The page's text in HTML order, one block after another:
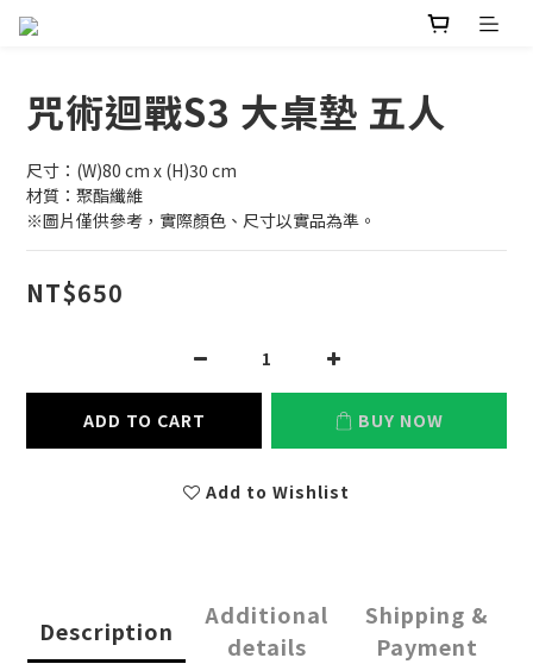
咒術迴戰S3 大桌墊 五人
尺寸：(W)80 cm x (H)30 cm
材質：聚酯纖維
※圖片僅供參考，實際顏色、尺寸以實品為準。
NT$650
ADD TO CART BUY NOW
Add to Wishlist
Description
Additional
details
Shipping &
Payment